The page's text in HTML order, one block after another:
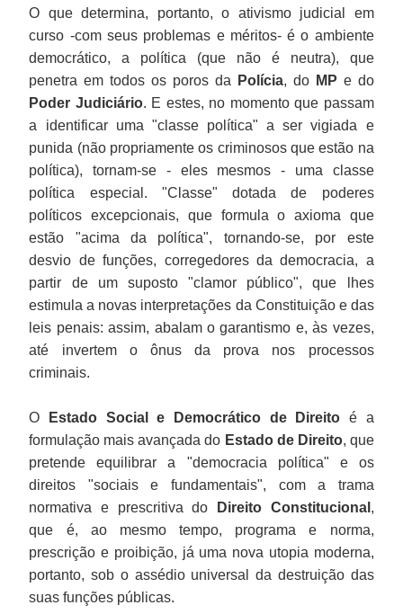
O que determina, portanto, o ativismo judicial em
curso -com seus problemas e méritos- é o ambiente
democrático, a política (que não é neutra), que
penetra em todos os poros da
Polícia, do MP e do
Poder Judiciário. E estes, no momento que passam
a identificar uma "classe política" a ser vigiada e
punida (não propriamente os criminosos que estão na
política), tornam-se - eles mesmos - uma classe
política especial. "Classe" dotada de poderes
políticos excepcionais, que formula o axioma que
estão "acima da política", tornando-se, por este
desvio de funções, corregedores da democracia, a
partir de um suposto "clamor público", que lhes
estimula a novas interpretações da Constituição e das
leis penais: assim, abalam o garantismo e, às vezes,
até invertem o ônus da prova nos processos
criminais.
O Estado Social e Democrático de Direito é a
formulação mais avançada do Estado de Direito, que
pretende equilibrar a "democracia política" e os
direitos "sociais e fundamentais", com a trama
normativa e prescritiva do Direito Constitucional ,
que é, ao mesmo tempo, programa e norma,
prescrição e proibição, já uma nova utopia moderna,
portanto, sob o assédio universal da destruição das
suas funções públicas.